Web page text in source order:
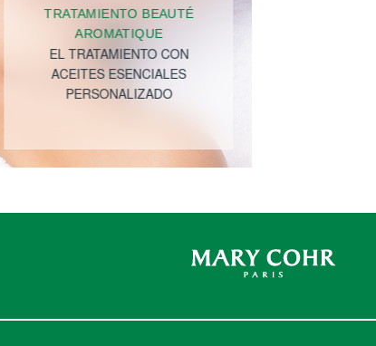
TRATAMIENTO BEAUTÉ
AROMATIQUE
EL TRATAMIENTO CON
ACEITES ESENCIALES
PERSONALIZADO